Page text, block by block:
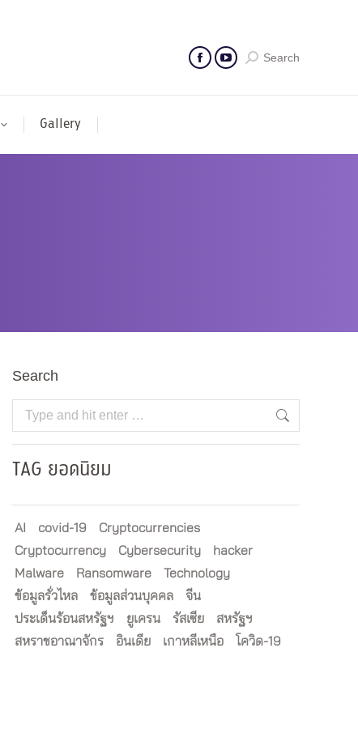
Search
Gallery
Search
Search:
TAG ยอดนิยม
AI covid-19
Cryptocurrencies
Cryptocurrency
Cybersecurity
hacker
Malware
Ransomware
Technology
ข้อมูลรั่วไหล
ข้อมูลส่วนบุคคล
จีน
ประเด็นร้อนสหรัฐฯ
ยูเครน รัสเซีย
สหรัฐฯ
สหราชอาณาจักร
อินเดีย เกาหลีเหนือ โควิด-19